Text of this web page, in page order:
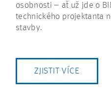
osobnosti – ať už jde o
technického projektanta
stavby.
ZJISTIT VÍCE